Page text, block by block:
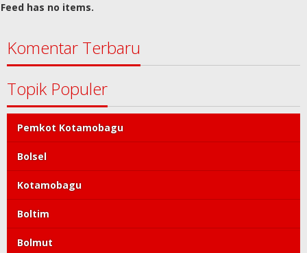
Feed has no items.
Komentar Terbaru
Topik Populer
Pemkot Kotamobagu
Bolsel
Kotamobagu
Boltim
Bolmut